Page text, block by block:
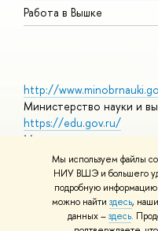
Мы используем файлы
НИУ ВШЭ и большего
подробную информацию
можно найти здесь,
данных –здесь.
Работа в Вышке
http://
Министерство науки и
https://edu.gov.ru/
Министерство
https://elearning.hse.ru/
Массовые открытые
© НИУ ВШЭ 1993–2026